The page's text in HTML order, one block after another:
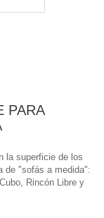
PARA
la superficie de los
de "sofás a medida":
Rincón Libre y